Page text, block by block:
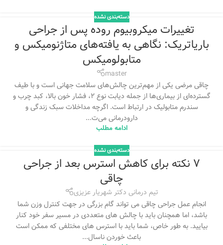
دسته‌بندی نشده
تغییرات میکروبیوم روده پس از جراحی
باریاتریک: نگاهی به یافته‌های متاژنومیکس و
متابولومیکس
master
چاقی مرضی یکی از مهم‌ترین چالش‌های سلامت جهانی است و با طیف
گسترده‌ای از بیماری‌ها از جمله دیابت نوع ۲، فشار خون بالا، کبد چرب و
سندرم متابولیک در ارتباط است. اگرچه مداخلات سبک زندگی و
دارودرمانی می‌ت...
ادامه مطلب
دسته‌بندی نشده
7 نکته برای کاهش استرس بعد از جراحی
چاقی
تیم درمانی دکتر شهریار عزیزی
انجام عمل جراحی چاقی می تواند گام بزرگی در جهت کنترل وزن شما
باشد، اما همچنان باید با چالش های متعددی در مسیر سفر خود کنار
بیایید. به طور خاص، شما باید با استرس های مختلفی که ممکن است
باعث خوردن ناسال...